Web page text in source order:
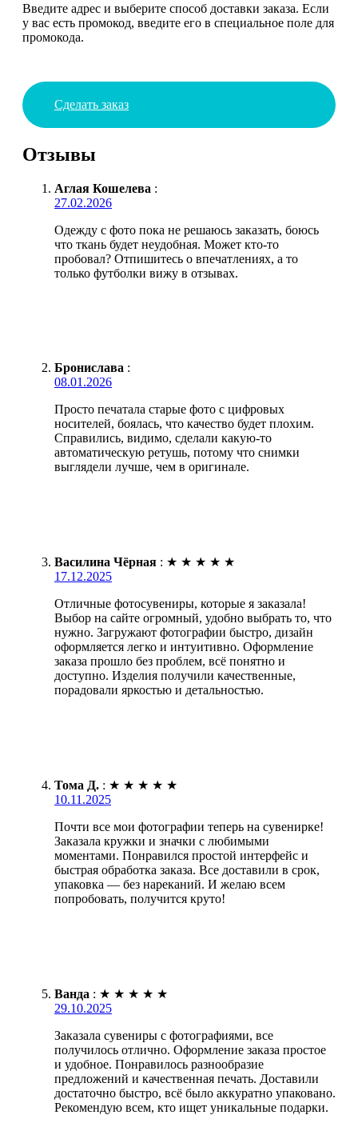
Введите адрес и выберите способ доставки заказа. Если
у вас есть промокод, введите его в специальное поле для
промокода.
Сделать заказ
Отзывы
Аглая Кошелева :
27.02.2026
Одежду с фото пока не решаюсь заказать, боюсь
что ткань будет неудобная. Может кто-то
пробовал? Отпишитесь о впечатлениях, а то
только футболки вижу в отзывах.
Бронислава :
08.01.2026
Просто печатала старые фото с цифровых
носителей, боялась, что качество будет плохим.
Справились, видимо, сделали какую-то
автоматическую ретушь, потому что снимки
выглядели лучше, чем в оригинале.
Василина Чёрная : ★ ★ ★ ★ ★
17.12.2025
Отличные фотосувениры, которые я заказала!
Выбор на сайте огромный, удобно выбрать то, что
нужно. Загружают фотографии быстро, дизайн
оформляется легко и интуитивно. Оформление
заказа прошло без проблем, всё понятно и
доступно. Изделия получили качественные,
порадовали яркостью и детальностью.
Тома Д. : ★ ★ ★ ★ ★
10.11.2025
Почти все мои фотографии теперь на сувенирке!
Заказала кружки и значки с любимыми
моментами. Понравился простой интерфейс и
быстрая обработка заказа. Все доставили в срок,
упаковка — без нареканий. И желаю всем
попробовать, получится круто!
Ванда : ★ ★ ★ ★ ★
29.10.2025
Заказала сувениры с фотографиями, все
получилось отлично. Оформление заказа простое
и удобное. Понравилось разнообразие
предложений и качественная печать. Доставили
достаточно быстро, всё было аккуратно упаковано.
Рекомендую всем, кто ищет уникальные подарки.